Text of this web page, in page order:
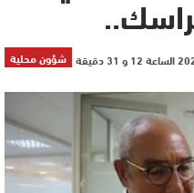
شؤون محلية